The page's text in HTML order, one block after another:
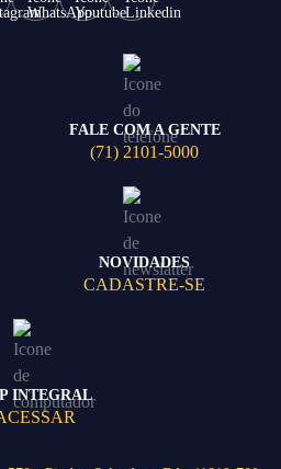
FALE COM A GENTE
(71) 2101-5000
NOVIDADES
CADASTRE-SE
INTEGRAL